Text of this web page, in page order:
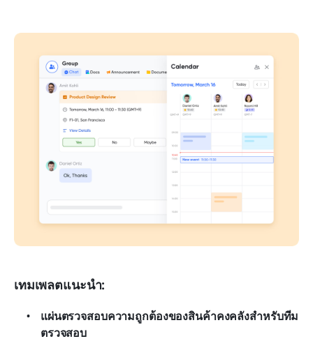
เทมเพลตแนะนำ:
แผ่นตรวจสอบความถูกต้องของสินค้าคงคลังสำหรับทีม
ตรวจสอบ